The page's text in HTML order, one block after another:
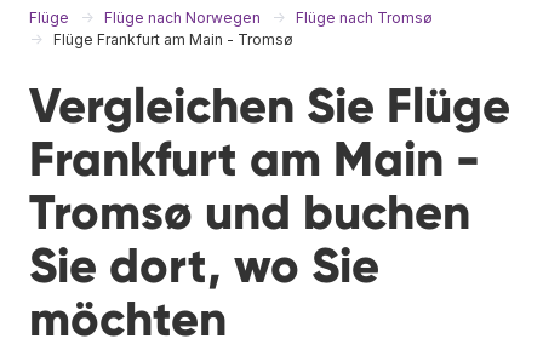
Flüge Flüge nach Norwegen
Flüge nach Tromsø
Flüge Frankfurt am Main - Tromsø
Vergleichen Sie Flüge
Frankfurt am Main -
Tromsø und buchen
Sie dort, wo Sie
möchten